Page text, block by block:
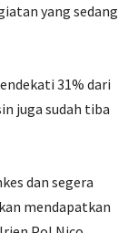
yang sedang
31% dari
juga sudah tiba
dan segera
mendapatkan